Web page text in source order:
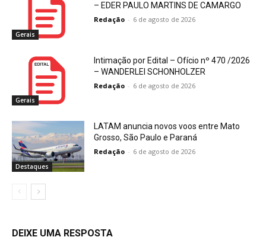
Gerais
– EDER PAULO MARTINS DE CAMARGO
Redação - 6 de agosto de 2026
Gerais
Intimação por Edital – Ofício nº 470 /2026
– WANDERLEI SCHONHOLZER
Redação - 6 de agosto de 2026
Destaques
LATAM anuncia novos voos entre Mato
Grosso, São Paulo e Paraná
Redação - 6 de agosto de 2026
DEIXE UMA RESPOSTA